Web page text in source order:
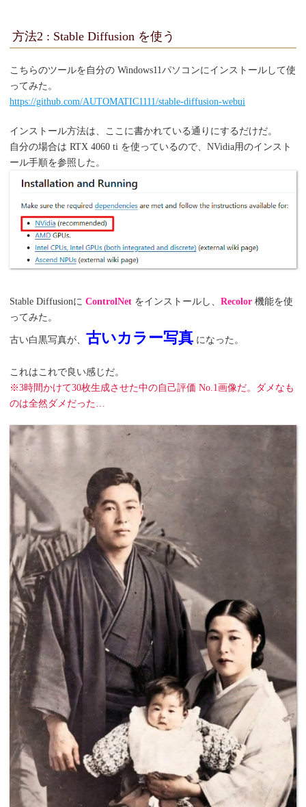
方法2 : Stable Diffusion を使う
こちらのツールを自分の Windows11パソコンにインストールして使
ってみた。
https://github.com/AUTOMATIC1111/stable-diffusion-webui
インストール方法は、ここに書かれている通りにするだけだ。
自分の場合は RTX 4060 ti を使っているので、NVidia用のインスト
ール手順を参照した。
Stable Diffusionに ControlNet をインストールし、 Recolor 機能を使
ってみた。
古い白黒写真が、 古いカラー写真 になった。
これはこれで良い感じだ。
※3時間かけて30枚生成させた中の自己評価 No.1画像だ。ダメなも
のは全然ダメだった…